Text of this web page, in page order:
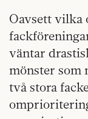
Oavsett vilka
väntar
mönster som
två stora